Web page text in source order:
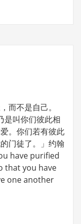
而不是自己。
是叫你们彼此相
。你们若有彼此
门徒了。」约翰
have purified
that you have
one another